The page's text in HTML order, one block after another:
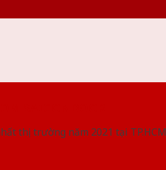
thị trường năm 2021 tại TP.HCM